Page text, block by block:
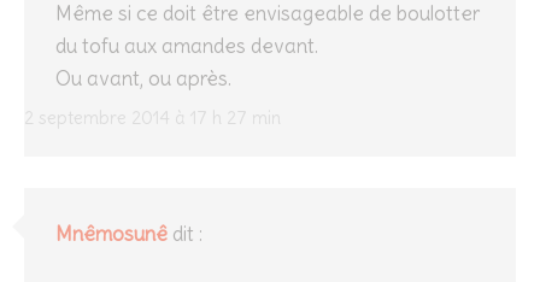
2 septembre 2014 à 17 h 27 min
Même si ce doit être envisageable de boulotter
du tofu aux amandes devant.
Ou avant, ou après.
Mnêmosunê dit :